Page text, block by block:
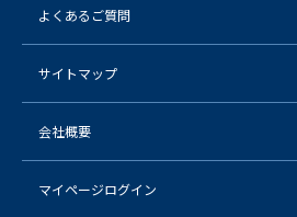
よくあるご質問
サイトマップ
会社概要
マイページログイン